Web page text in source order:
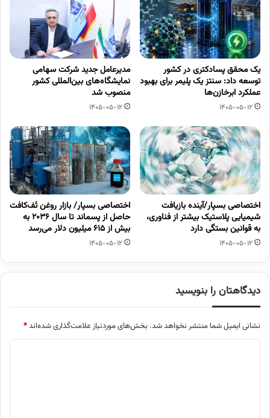
یک محقق پسادکتری در کشور
توسعه داد: سنتز یک پلیمر برای بهبود
عملکرد ابرخازن‌ها
1405-05-12
مدیرعامل جدید شرکت سهامی
نمایشگاه‌های بین‌المللی کشور
منصوب شد
1405-05-12
اختصاصی بسپار/آینده بازیافت
شیمیایی پلاستیک بیشتر از فناوری،
به قوانین بستگی دارد
1405-05-12
اختصاصی بسپار/ بازار روغن تَف‌کافت
حاصل از پسماند تا سال ۲۰۳۶ به
بیش از ۶۱۵ میلیون دلار می‌رسد
1405-05-12
دیدگاهتان را بنویسید
نشانی ایمیل شما منتشر نخواهد شد. بخش‌های موردنیاز علامت‌گذاری شده‌اند*